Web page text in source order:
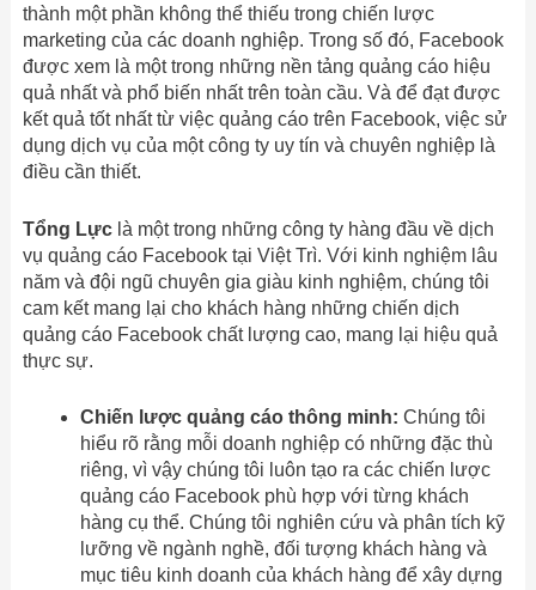
thành một phần không thể thiếu trong chiến lược
marketing của các doanh nghiệp. Trong số đó, Facebook
được xem là một trong những nền tảng quảng cáo hiệu
quả nhất và phổ biến nhất trên toàn cầu. Và để đạt được
kết quả tốt nhất từ việc quảng cáo trên Facebook, việc sử
dụng dịch vụ của một công ty uy tín và chuyên nghiệp là
điều cần thiết.
Tổng Lựclà một trong những công ty hàng đầu về dịch
vụ quảng cáo Facebook tại Việt Trì. Với kinh nghiệm lâu
năm và đội ngũ chuyên gia giàu kinh nghiệm, chúng tôi
cam kết mang lại cho khách hàng những chiến dịch
quảng cáo Facebook chất lượng cao, mang lại hiệu quả
thực sự.
Chiến lược quảng cáo thông minh: Chúng tôi
hiểu rõ rằng mỗi doanh nghiệp có những đặc thù
riêng, vì vậy chúng tôi luôn tạo ra các chiến lược
quảng cáo Facebook phù hợp với từng khách
hàng cụ thể. Chúng tôi nghiên cứu và phân tích kỹ
lưỡng về ngành nghề, đối tượng khách hàng và
mục tiêu kinh doanh của khách hàng để xây dựng